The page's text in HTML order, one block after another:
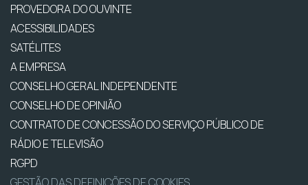
PROVEDORA DO OUVINTE
ACESSIBILIDADES
SATÉLITES
A EMPRESA
CONSELHO GERAL INDEPENDENTE
CONSELHO DE OPINIÃO
CONTRATO DE CONCESSÃO DO SERVIÇO PÚBLICO DE
RÁDIO E TELEVISÃO
RGPD